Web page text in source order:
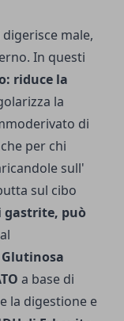
digerisce male,
In questi
riduce la
la
di
per chi
sull'
sul cibo
gastrite, può
a base di
la digestione e